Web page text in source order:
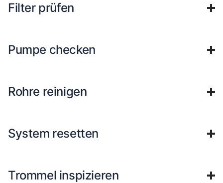
Filter prüfen
Pumpe checken
Rohre reinigen
System resetten
Trommel inspizieren